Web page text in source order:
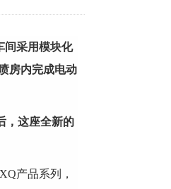
间采用模块化
房内完成电动
，这座全新的
产品系列，